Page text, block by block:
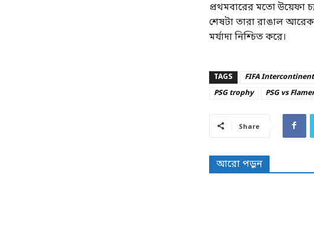
প্রথমবারের মতো উয়েফা
শেষটা তারা রাঙাল
মর্যাদা নিশ্চিত করে।
TAGS FIFA
PSG trophy
PSG vs
Share
আরো পড়ুন